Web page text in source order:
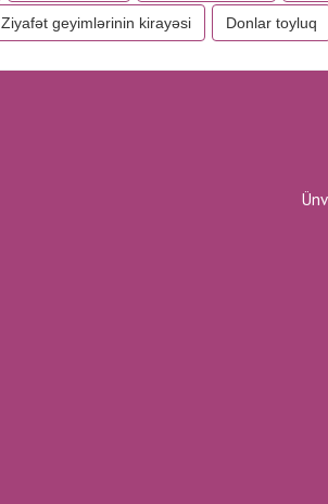
Ziyafət geyimlərinin kirayəsi Donlar toyluq